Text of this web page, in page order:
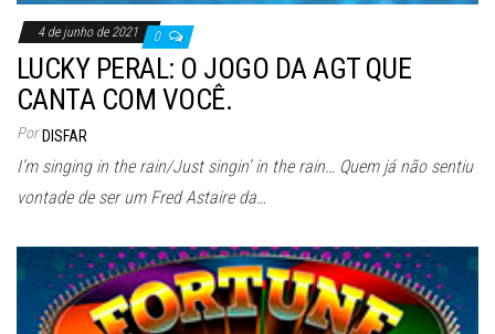
4 de junho de 2021 0
LUCKY PERAL: O JOGO DA AGT QUE
CANTA COM VOCÊ.
Por DISFAR
I’m singing in the rain/Just singin’ in the rain… Quem já não sentiu
vontade de ser um Fred Astaire da…